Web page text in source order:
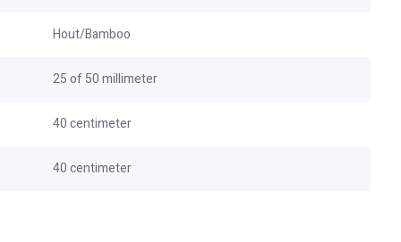
Hout/Bamboo
25 of 50 millimeter
40 centimeter
40 centimeter